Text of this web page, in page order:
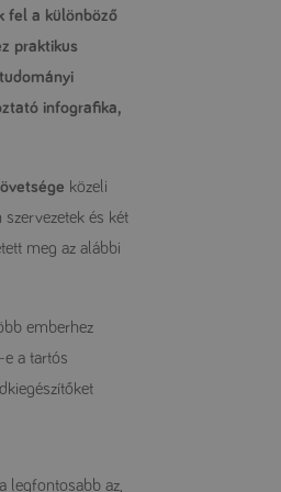
fel a különböző
praktikus
infografika,
közeli
szervezetek és két
meg az alábbi
emberhez
a tartós
legfontosabb az,